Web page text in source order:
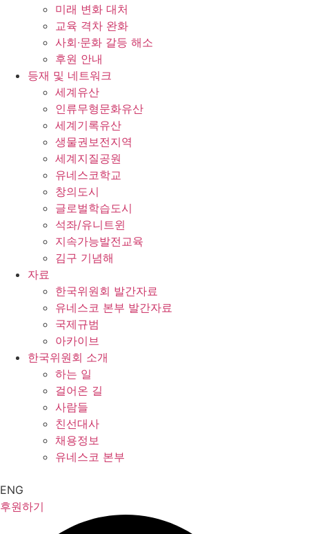
미래 변화 대처
교육 격차 완화
사회∙문화 갈등 해소
후원 안내
등재 및 네트워크
세계유산
인류무형문화유산
세계기록유산
생물권보전지역
세계지질공원
유네스코학교
창의도시
글로벌학습도시
석좌/유니트윈
지속가능발전교육
김구 기념해
자료
한국위원회 발간자료
유네스코 본부 발간자료
국제규범
아카이브
한국위원회 소개
하는 일
걸어온 길
사람들
친선대사
채용정보
유네스코 본부
ENG
후원하기